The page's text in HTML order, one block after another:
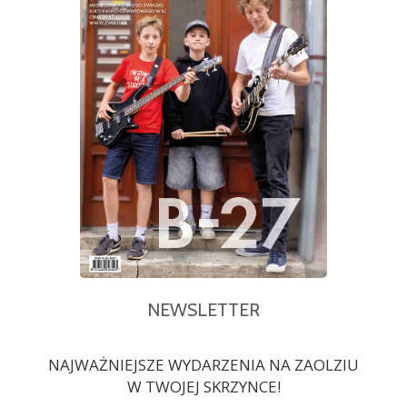
NEWSLETTER
NAJWAŻNIEJSZE WYDARZENIA NA ZAOLZIU
W TWOJEJ SKRZYNCE!